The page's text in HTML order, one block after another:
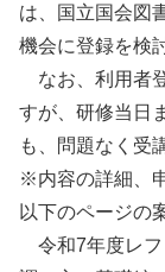
は、国立国会図
機会に登録を検
なお、利用者
すが、研修当日
も、問題なく受
※内容の詳細、
以下のページの
令和7年度レフ